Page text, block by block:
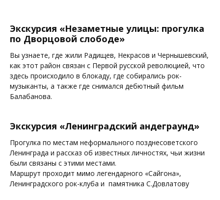
Экскурсия «Незаметные улицы: прогулка
по Дворцовой слободе»
Вы узнаете, где жили Радищев, Некрасов и Чернышевский,
как этот район связан с Первой русской революцией, что
здесь происходило в блокаду, где собирались рок-
музыканты, а также где снимался дебютный фильм
Балабанова.
Экскурсия «Ленинградский андеграунд»
Прогулка по местам неформального позднесоветского
Ленинграда и рассказ об известных личностях, чьи жизни
были связаны с этими местами.
Маршрут проходит мимо легендарного «Сайгона»,
Ленинградского рок-клуба и памятника С.Довлатову